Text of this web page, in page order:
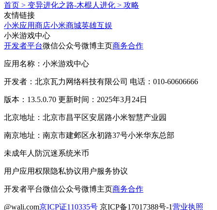
首页 > 变异进化之路-木棍人进化 > 攻略
友情链接
小米应用商店小米商城英雄互娱
小米游戏中心
开发者平台微信公众号微博主页商务合作
应用名称：小米游戏中心
开发者：北京瓦力网络科技有限公司 电话：010-60606666
版本：13.5.0.70 更新时间：2025年3月24日
北京地址：北京市昌平区安居路小米智慧产业园
南京地址：南京市建邺区永初路37号小米华东总部
未成年人防沉迷系统米币
用户应用权限隐私协议用户服务协议
开发者平台微信公众号微博主页商务合作
@wali.com京ICP证110335号 京ICP备17017388号-1营业执照